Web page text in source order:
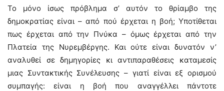
Το μόνο ίσως πρόβλημα σ’ αυτόν το θρίαμβο της
δημοκρατίας είναι – από πού έρχεται η βοή; Υποτίθεται
πως έρχεται από την Πνύκα – όμως έρχεται από την
Πλατεία της Νυρεμβέργης. Και ούτε είναι δυνατόν ν’
αναλυθεί σε δημηγορίες κι αντιπαραθέσεις καταμεσίς
μιας Συντακτικής Συνέλευσης – γιατί είναι εξ ορισμού
συμπαγής: είναι η βοή που αναγγέλλει πάντοτε